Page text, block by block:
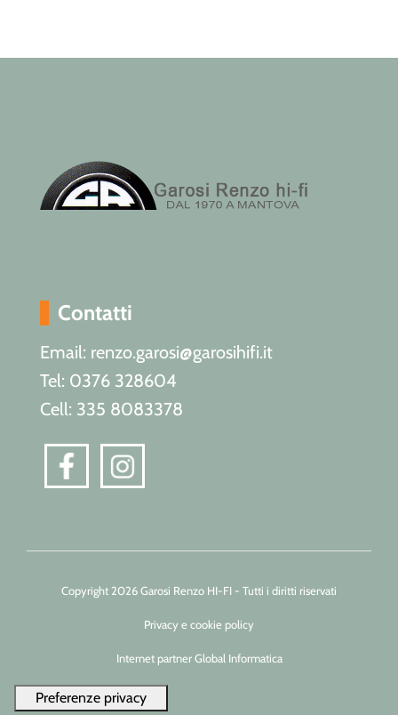
Contatti
Email: renzo.garosi@garosihifi.it
Tel: 0376 328604
Cell: 335 8083378
Copyright 2026 Garosi Renzo HI-FI - Tutti i diritti riservati
Privacy e cookie policy
Internet partner Global Informatica